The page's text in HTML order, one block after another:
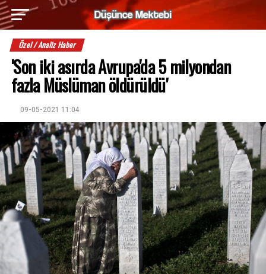
Özel / Analiz Haber
'Son iki asırda Avrupa'da 5 milyondan
fazla Müslüman öldürüldü'
09-05-2021 11:04